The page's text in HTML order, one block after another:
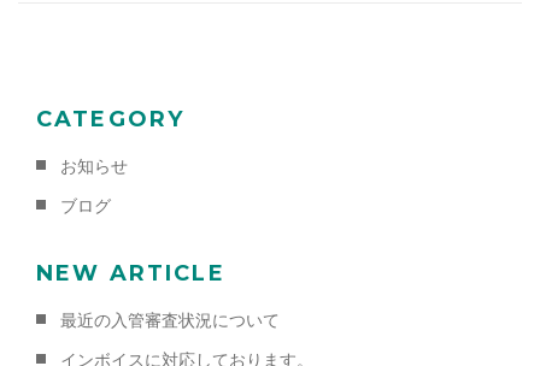
CATEGORY
お知らせ
ブログ
NEW ARTICLE
最近の入管審査状況について
インボイスに対応しております。